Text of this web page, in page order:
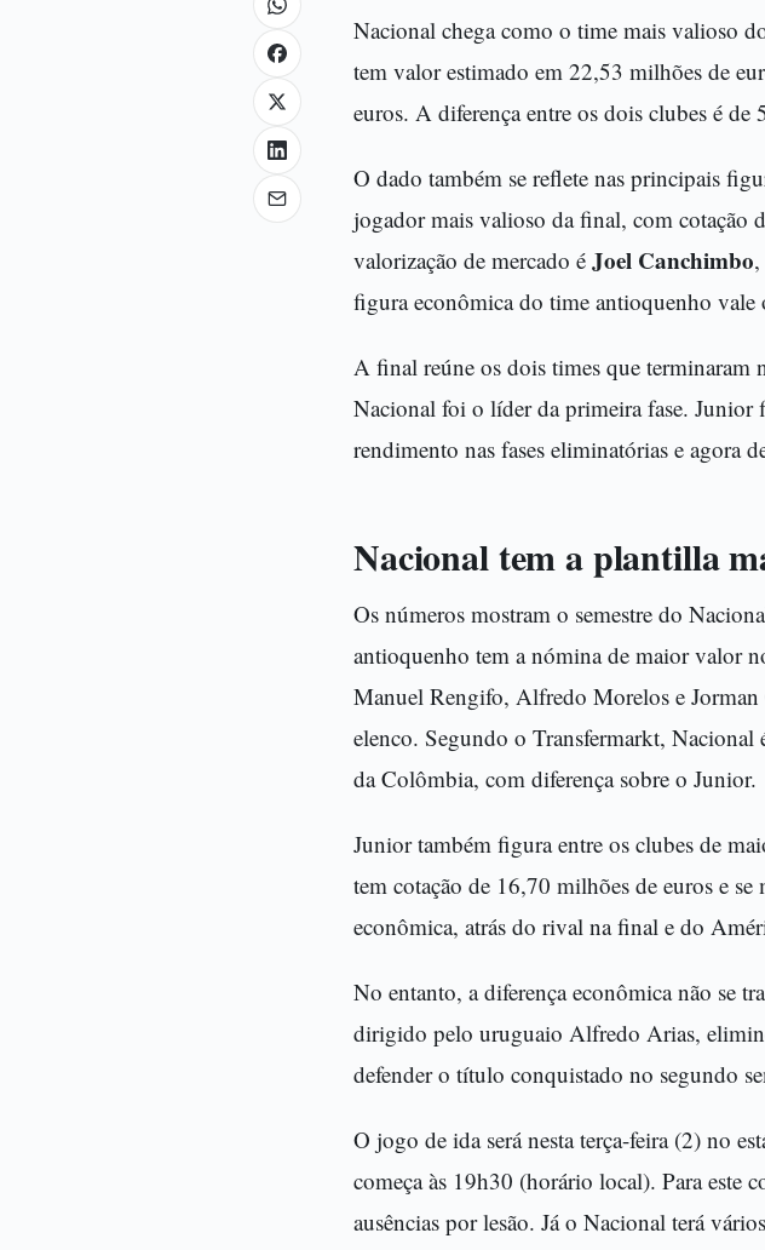
Nacional chega como o time mais valioso
tem valor estimado em 22,53 milhões de
euros. A diferença entre os dois clubes é de
O dado também se reflete nas principais
jogador mais valioso da final, com cotação
valorização de mercado é Joel Canchimbo
figura econômica do time antioquenho
A final reúne os dois times que terminaram
Nacional foi o líder da primeira fase.
rendimento nas fases eliminatórias e agora
Nacional tem a plantilla
Os números mostram o semestre do
antioquenho tem a nómina de maior valor
Manuel Rengifo, Alfredo Morelos e
elenco. Segundo o Transfermarkt,
da Colômbia, com diferença sobre o Junior.
Junior também figura entre os clubes de
tem cotação de 16,70 milhões de euros e
econômica, atrás do rival na final e do
No entanto, a diferença econômica não se
dirigido pelo uruguaio Alfredo Arias,
defender o título conquistado no segundo
O jogo de ida será nesta terça-feira (2) no
começa às 19h30 (horário local). Para este
ausências por lesão. Já o Nacional terá